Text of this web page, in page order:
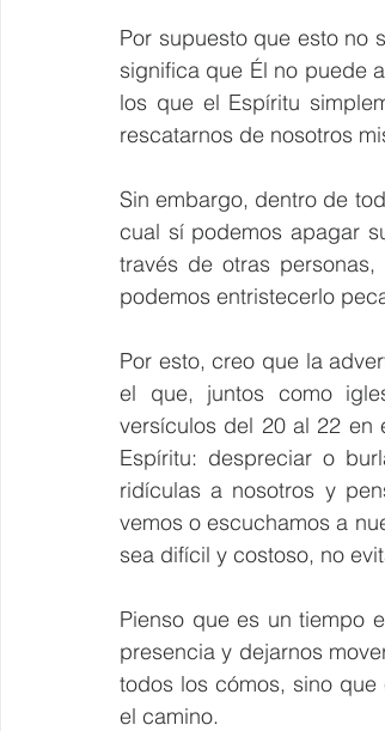
Por supuesto que esto no
significa que Él no puede
los que el Espíritu
rescatarnos de nosotros
Sin embargo, dentro de
cual sí podemos apagar
través de otras
podemos entristecerlo
Por esto, creo que la
el que, juntos como
versículos del 20 al 22 en
Espíritu: despreciar o
ridículas a nosotros y
vemos o escuchamos a
sea difícil y costoso, no
Pienso que es un tiempo
presencia y dejarnos
todos los cómos, sino
el camino.